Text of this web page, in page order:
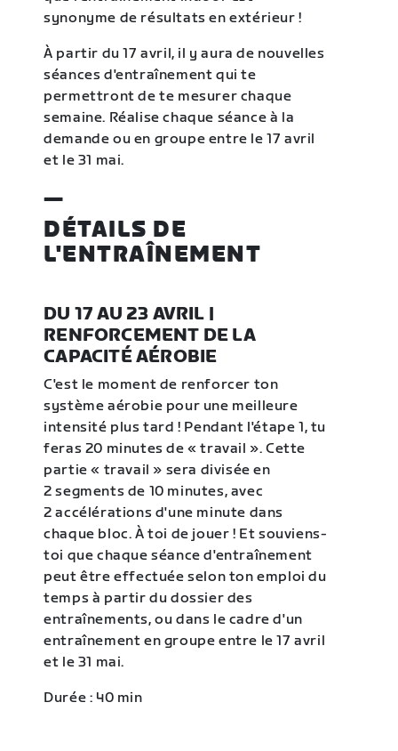
synonyme de résultats en extérieur !
À partir du 17 avril, il y aura de nouvelles
séances d'entraînement qui te
permettront de te mesurer chaque
semaine. Réalise chaque séance à la
demande ou en groupe entre le 17 avril
et le 31 mai.
—
DÉTAILS DE
L'ENTRAÎNEMENT
DU 17 AU 23 AVRIL |
RENFORCEMENT DE LA
CAPACITÉ AÉROBIE
C'est le moment de renforcer ton
système aérobie pour une meilleure
intensité plus tard ! Pendant l'étape 1, tu
feras 20 minutes de « travail ». Cette
partie « travail » sera divisée en
2 segments de 10 minutes, avec
2 accélérations d'une minute dans
chaque bloc. À toi de jouer ! Et souviens-
toi que chaque séance d'entraînement
peut être effectuée selon ton emploi du
temps à partir du dossier des
entraînements, ou dans le cadre d'un
entraînement en groupe entre le 17 avril
et le 31 mai.
Durée : 40 min